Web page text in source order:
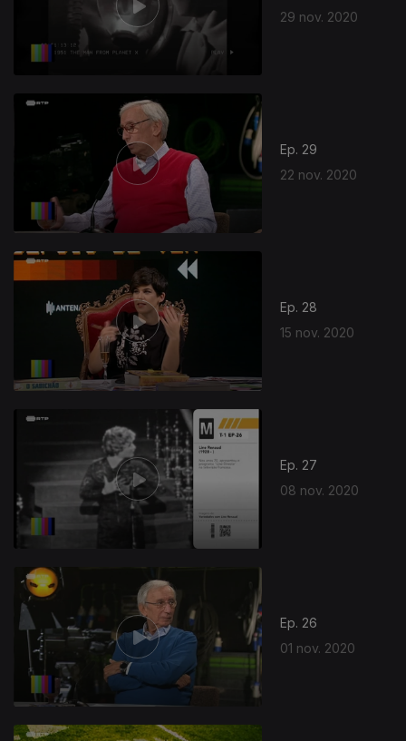
29 nov. 2020
Ep. 29
22 nov. 2020
Ep. 28
15 nov. 2020
Ep. 27
08 nov. 2020
Ep. 26
01 nov. 2020